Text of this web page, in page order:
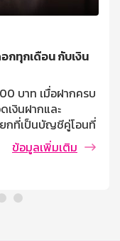
กทุกเดือน กับเงิน
บาท เมื่อฝากครบ
เงินฝากและ
ยกที่เป็นบัญชีคู่โอนที่
บาท ไม่จำกัด
ตั้งแต่ 7 ปี ขึ้นไป
กครบ 3 ปี จำนวน
ข้อมูลเพิ่มเติม